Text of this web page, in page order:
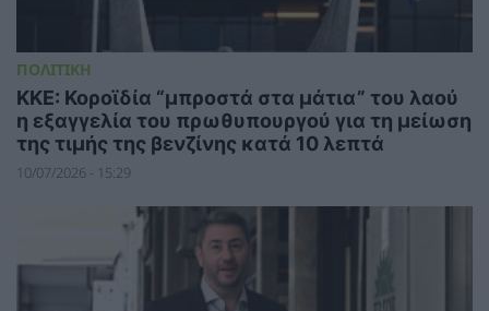
ΠΟΛΙΤΙΚΗ
ΚΚΕ: Κοροϊδία “μπροστά στα μάτια” του λαού
η εξαγγελία του πρωθυπουργού για τη μείωση
της τιμής της βενζίνης κατά 10 λεπτά
10/07/2026 - 15:29